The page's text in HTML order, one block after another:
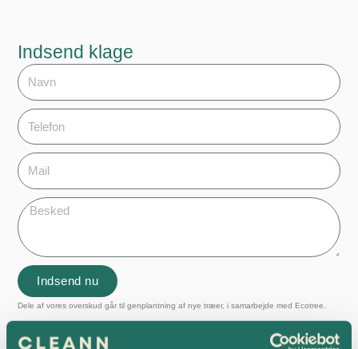
Indsend klage
N
a
nT
e
e
f
n
M
a
e
s
e
d
Indsend nu
Dele af vores overskud går til genplantning af nye træer, i samarbejde med Ecotree.